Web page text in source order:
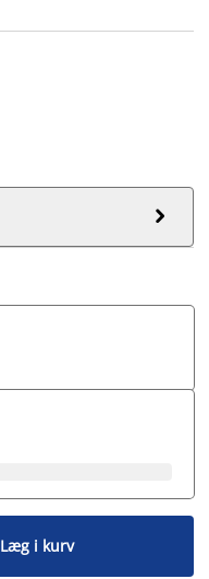

Læg i kurv